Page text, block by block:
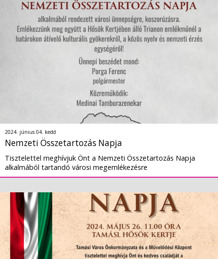
2024. június 04. kedd
Nemzeti Összetartozás Napja
Tisztelettel meghívjuk Önt a Nemzeti Összetartozás Napja
alkalmából tartandó városi megemlékezésre